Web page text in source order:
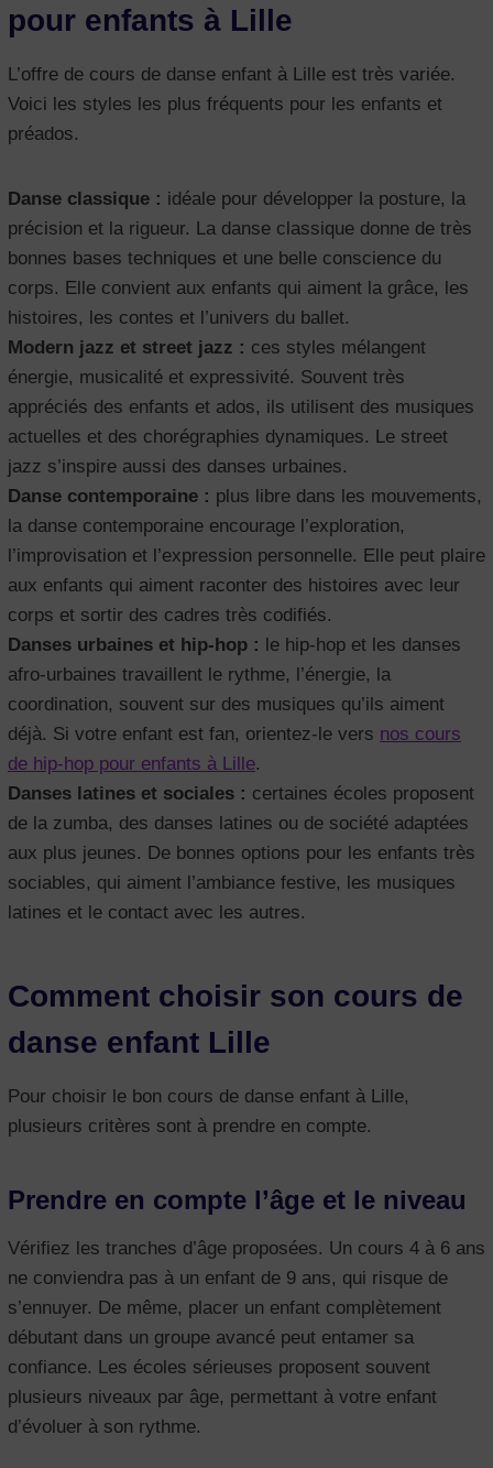
pour enfants à Lille
L’offre de cours de danse enfant à Lille est très variée.
Voici les styles les plus fréquents pour les enfants et
préados.
Danse classique : idéale pour développer la posture, la
précision et la rigueur. La danse classique donne de très
bonnes bases techniques et une belle conscience du
corps. Elle convient aux enfants qui aiment la grâce, les
histoires, les contes et l’univers du ballet.
Modern jazz et street jazz : ces styles mélangent
énergie, musicalité et expressivité. Souvent très
appréciés des enfants et ados, ils utilisent des musiques
actuelles et des chorégraphies dynamiques. Le street
jazz s’inspire aussi des danses urbaines.
Danse contemporaine : plus libre dans les mouvements,
la danse contemporaine encourage l’exploration,
l’improvisation et l’expression personnelle. Elle peut plaire
aux enfants qui aiment raconter des histoires avec leur
corps et sortir des cadres très codifiés.
Danses urbaines et hip-hop : le hip-hop et les danses
afro-urbaines travaillent le rythme, l’énergie, la
coordination, souvent sur des musiques qu’ils aiment
déjà. Si votre enfant est fan, orientez-le vers nos cours
de hip-hop pour enfants à Lille.
Danses latines et sociales : certaines écoles proposent
de la zumba, des danses latines ou de société adaptées
aux plus jeunes. De bonnes options pour les enfants très
sociables, qui aiment l’ambiance festive, les musiques
latines et le contact avec les autres.
Comment choisir son cours de
danse enfant Lille
Pour choisir le bon cours de danse enfant à Lille,
plusieurs critères sont à prendre en compte.
Prendre en compte l’âge et le niveau
Vérifiez les tranches d’âge proposées. Un cours 4 à 6 ans
ne conviendra pas à un enfant de 9 ans, qui risque de
s’ennuyer. De même, placer un enfant complètement
débutant dans un groupe avancé peut entamer sa
confiance. Les écoles sérieuses proposent souvent
plusieurs niveaux par âge, permettant à votre enfant
d’évoluer à son rythme.